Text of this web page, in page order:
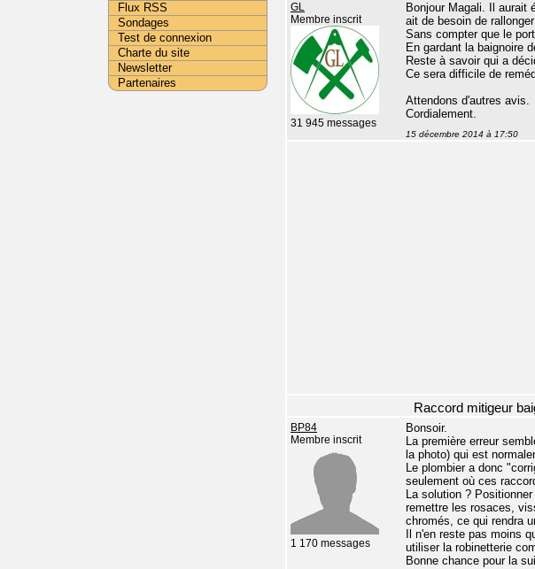
GL
Membre inscrit
31 945 messages
Bonjour Magali. Il aurait
ait de besoin de
Sans compter que le
En gardant la baignoire
Reste à savoir qui a
Ce sera difficile de
Attendons d'autres avis.
Cordialement.
15 décembre 2014 à 17:50
Raccord mitigeur
BP84
Membre inscrit
1 170 messages
Bonsoir.
La première erreur
la photo) qui est
Le plombier a donc
seulement où ces
La solution ?
remettre les rosaces,
chromés, ce qui rendra
Il n'en reste pas moins
utiliser la robinetterie
Bonne chance pour la
Flux RSS
Sondages
Test de connexion
Charte du site
Newsletter
Partenaires